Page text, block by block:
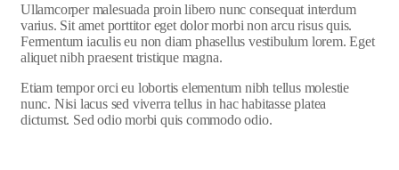
Ullamcorper malesuada proin libero nunc consequat interdum
varius. Sit amet porttitor eget dolor morbi non arcu risus quis.
Fermentum iaculis eu non diam phasellus vestibulum lorem. Eget
aliquet nibh praesent tristique magna.
Etiam tempor orci eu lobortis elementum nibh tellus molestie
nunc. Nisi lacus sed viverra tellus in hac habitasse platea
dictumst. Sed odio morbi quis commodo odio.